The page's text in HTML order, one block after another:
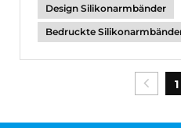
Design Silikonarmbänder
Bedruckte
1